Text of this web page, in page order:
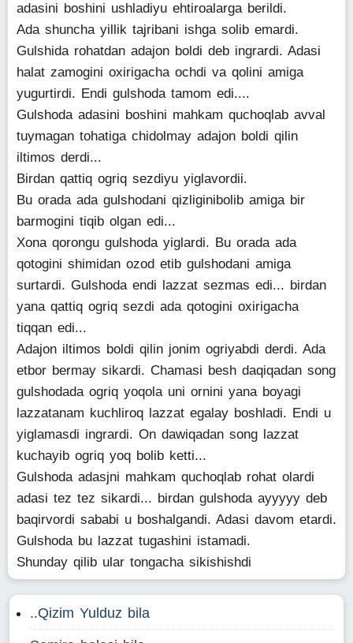
adasini boshini ushladiyu ehtiroalarga berildi.
Ada shuncha yillik tajribani ishga solib emardi.
Gulshida rohatdan adajon boldi deb ingrardi. Adasi
halat zamogini oxirigacha ochdi va qolini amiga
yugurtirdi. Endi gulshoda tamom edi....
Gulshoda adasini boshini mahkam quchoqlab avval
tuymagan tohatiga chidolmay adajon boldi qilin
iltimos derdi...
Birdan qattiq ogriq sezdiyu yiglavordii.
Bu orada ada gulshodani qizliginibolib amiga bir
barmogini tiqib olgan edi...
Xona qorongu gulshoda yiglardi. Bu orada ada
qotogini shimidan ozod etib gulshodani amiga
surtardi. Gulshoda endi lazzat sezmas edi... birdan
yana qattiq ogriq sezdi ada qotogini oxirigacha
tiqqan edi...
Adajon iltimos boldi qilin jonim ogriyabdi derdi. Ada
etbor bermay sikardi. Chamasi besh daqiqadan song
gulshodada ogriq yoqola uni ornini yana boyagi
lazzatanam kuchliroq lazzat egalay boshladi. Endi u
yiglamasdi ingrardi. On dawiqadan song lazzat
kuchayib ogriq yoq bolib ketti...
Gulshoda adasjni mahkam quchoqlab rohat olardi
adasi tez tez sikardi... birdan gulshoda ayyyyy deb
baqirvordi sababi u boshalgandi. Adasi davom etardi.
Gulshoda bu lazzat tugashini istamadi.
Shunday qilib ular tongacha sikishishdi
..Qizim Yulduz bila